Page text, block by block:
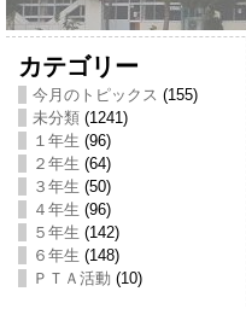
カテゴリー
今月のトピックス (155)
未分類(1241)
１年生 (96)
２年生 (64)
３年生 (50)
４年生 (96)
５年生 (142)
６年生 (148)
ＰＴＡ活動 (10)